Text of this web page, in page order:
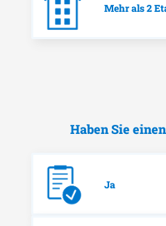
Mehr als 2
Haben Sie
Ja